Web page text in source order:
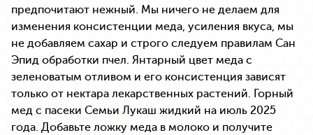
предпочитают нежный. Мы ничего не делаем для
изменения консистенции меда, усиления вкуса, мы
не добавляем сахар и строго следуем правилам Сан
Эпид обработки пчел. Янтарный цвет меда с
зеленоватым отливом и его консистенция зависят
только от нектара лекарственных растений. Горный
мед с пасеки Семьи Лукаш жидкий на июль 2025
года. Добавьте ложку меда в молоко и получите